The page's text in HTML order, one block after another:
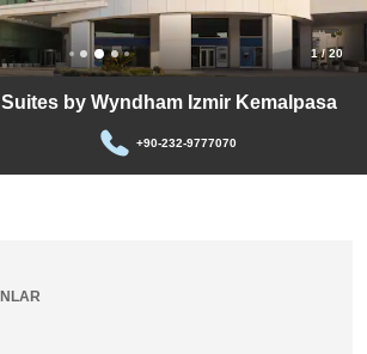
1/ 20
by Wyndham Izmir Kemalpasa
+90-232-9777070